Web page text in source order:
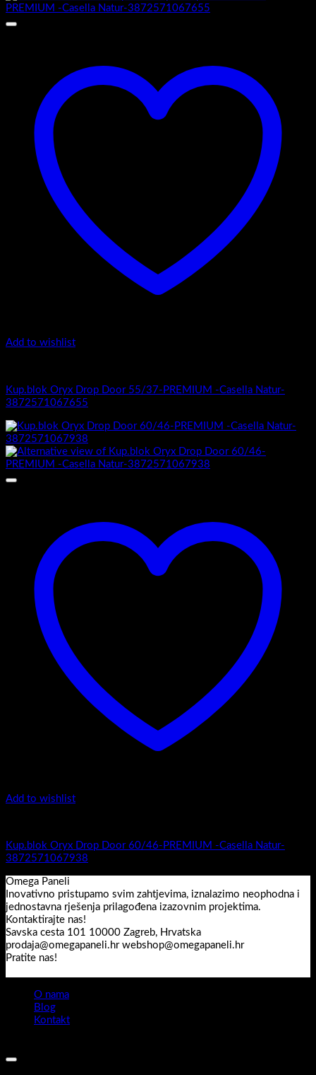
Add to wishlist
Kup.blok Oryx Drop Door 55/37-PREMIUM -Casella Natur-
3872571067655
Add to wishlist
Kup.blok Oryx Drop Door 60/46-PREMIUM -Casella Natur-
3872571067938
Omega Paneli
Inovativno pristupamo svim zahtjevima, iznalazimo neophodna i
jednostavna rješenja prilagođena izazovnim projektima.
Kontaktirajte nas!
Savska cesta 101 10000 Zagreb, Hrvatska
prodaja@omegapaneli.hr webshop@omegapaneli.hr
Pratite nas!
O nama
Blog
Kontakt